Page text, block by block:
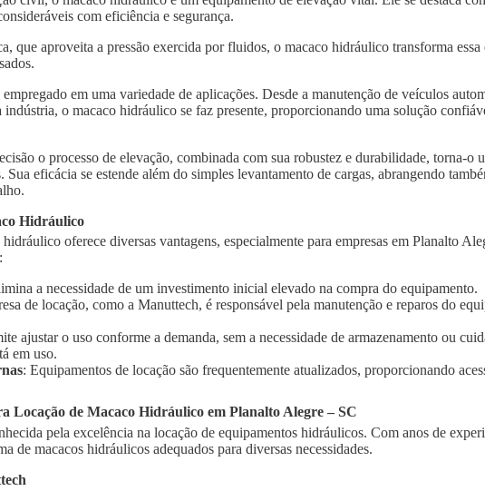
com eficiência e segurança.
que aproveita a pressão exercida por fluidos, o macaco hidráulico transforma essa
em uma variedade de aplicações. Desde a manutenção de veículos
o macaco hidráulico se faz presente, proporcionando uma solução
o processo de elevação, combinada com sua robustez e durabilidade, torna-o
eficácia se estende além do simples levantamento de cargas, abrangendo
Hidráulico
oferece diversas vantagens, especialmente para empresas em Planalto
a necessidade de um investimento inicial elevado na compra do equipamento.
de locação, como a Manuttech, é responsável pela manutenção e reparos do
ajustar o uso conforme a demanda, sem a necessidade de armazenamento ou
em uso.
: Equipamentos de locação são frequentemente atualizados, proporcionando
Locação de Macaco Hidráulico em Planalto Alegre – SC
pela excelência na locação de equipamentos hidráulicos. Com anos de
de macacos hidráulicos adequados para diversas necessidades.